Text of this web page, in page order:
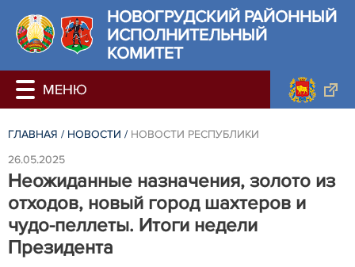
НОВОГРУДСКИЙ РАЙОННЫЙ
ИСПОЛНИТЕЛЬНЫЙ
КОМИТЕТ
ГЛАВНАЯ / НОВОСТИ / НОВОСТИ РЕСПУБЛИКИ
26.05.2025
Неожиданные назначения, золото из
отходов, новый город шахтеров и
чудо-пеллеты. Итоги недели
Президента